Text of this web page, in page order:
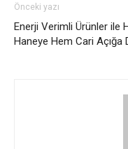
Önceki yazı
Enerji Verimli Ürünler ile
Haneye Hem Cari Açığa